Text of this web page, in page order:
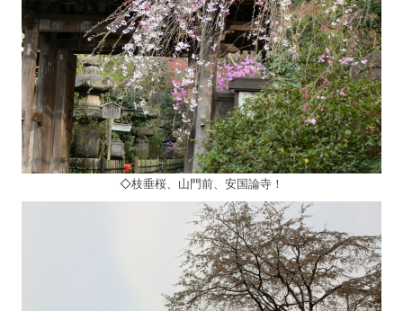
◇枝垂桜、山門前、安国論寺！